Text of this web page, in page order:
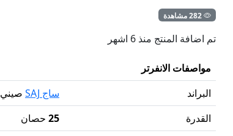
282 مشاهدة
تم اضافة المنتج منذ 6 اشهر
مواصفات الانفرتر
البراند
ساج SAJ
صيني
القدرة
25 حصان